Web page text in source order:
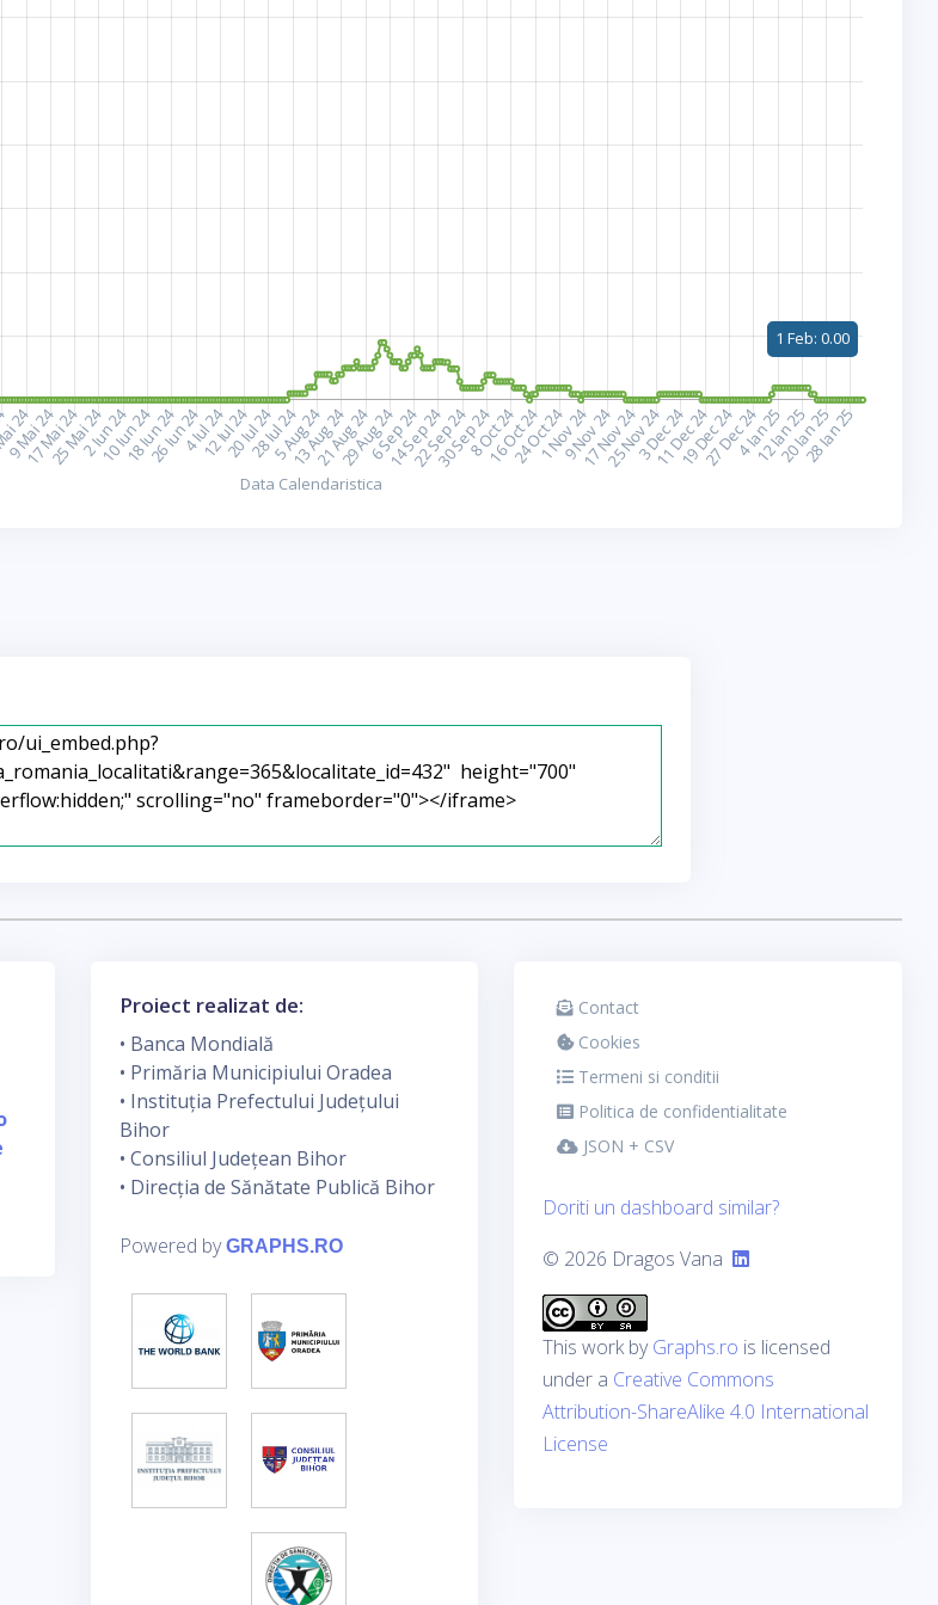
Proiect realizat de:
• Banca Mondială
• Primăria Municipiului Oradea
• Instituția Prefectului Județului
Bihor
• Consiliul Județean Bihor
• Direcția de Sănătate Publică Bihor
Powered byGRAPHS.RO
Contact
Cookies
Termeni si conditii
Politica de confidentialitate
JSON + CSV
Doriti un dashboard similar?
© 2026 Dragos Vana
This work byGraphs.ro is licensed
under a Creative Commons
Attribution-ShareAlike 4.0 International
License